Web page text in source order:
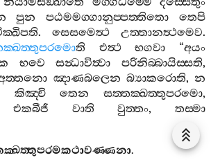
පුන පඨමමග‍්ගානුප‍්පත‍්තිතො
තෙපි
. සෙසමෙත්‍ථ උත‍්තානත්‍ථමෙව.
ති එත්‍ථ භගවා “අයං
භවෙ සන්‍ධාවිත්‍වා පරිනිබ‍්බායිස‍්සති,
ඤාණබලෙන බ්‍යාකරොති,න
කිඤ‍්චි තෙන සත‍්තක‍්ඛත‍්තුපරමො,
එකබීජී වාති වුත‍්තං, තස‍්මා
.